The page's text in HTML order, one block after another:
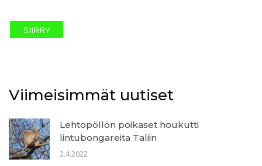
SIIRRY
Viimeisimmät uutiset
Lehtopöllön poikaset houkutti
lintubongareita Taliin
2.4.2022